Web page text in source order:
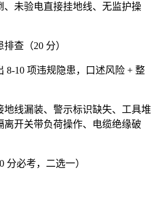
、未验电直接挂地线、无监护操
查（20 分）
8-10 项违规隐患，口述风险 + 整
线漏装、警示标识缺失、工具堆
开关带负荷操作、电缆绝缘破
分必考，二选一）